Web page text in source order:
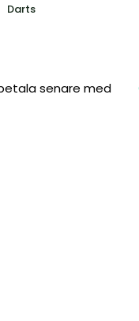
Darts
senare med